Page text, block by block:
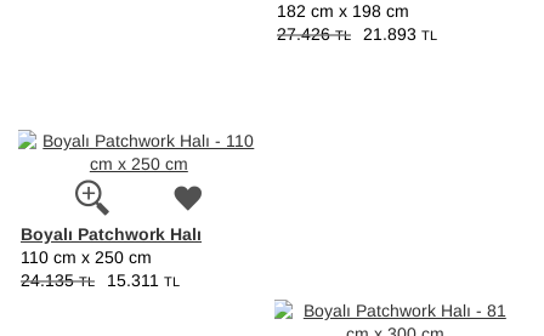
182 cm x 198 cm
27.426TL 21.893 TL
Boyalı Patchwork Halı
110 cm x 250 cm
24.135TL 15.311 TL